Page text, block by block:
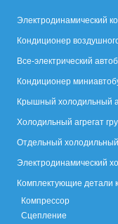
Электродинамический
Кондиционер
Все-электрический
Кондиционер
Крышный холодильный
Холодильный агрегат
Отдельный холодильный
Электродинамический
Комплектующие детали
Компрессор
Сцепление